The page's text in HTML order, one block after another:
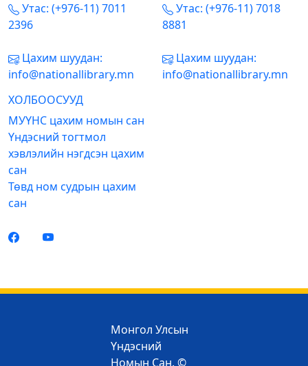
Утас: (+976-11) 7011
2396
Цахим шуудан:
info@nationallibrary.mn
Утас: (+976-11) 7018
8881
Цахим шуудан:
info@nationallibrary.mn
ХОЛБООСУУД
МУҮНС цахим номын сан
Үндэсний тогтмол
хэвлэлийн нэгдсэн цахим
сан
Төвд ном судрын цахим
сан
Монгол Улсын
Үндэсний
Номын Сан. ©